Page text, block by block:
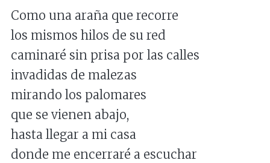
Como una araña que recorre
los mismos hilos de su red
caminaré sin prisa por las calles
invadidas de malezas
mirando los palomares
que se vienen abajo,
hasta llegar a mi casa
donde me encerraré a escuchar